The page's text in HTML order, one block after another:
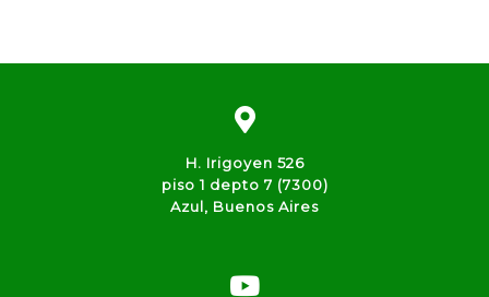
H. Irigoyen 526
piso 1 depto 7 (7300)
Azul, Buenos Aires